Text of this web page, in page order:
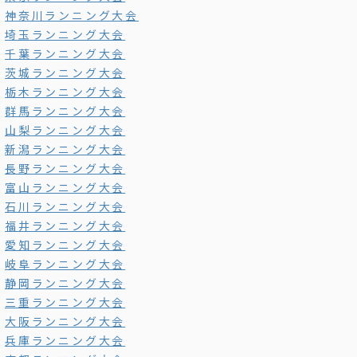
神奈川ランニング大会
埼玉ランニング大会
千葉ランニング大会
茨城ランニング大会
栃木ランニング大会
群馬ランニング大会
山梨ランニング大会
新潟ランニング大会
長野ランニング大会
富山ランニング大会
石川ランニング大会
福井ランニング大会
愛知ランニング大会
岐阜ランニング大会
静岡ランニング大会
三重ランニング大会
大阪ランニング大会
兵庫ランニング大会